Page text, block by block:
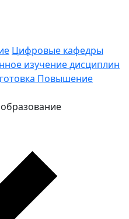
Цифровые кафедры
изучение дисциплин
Повышение